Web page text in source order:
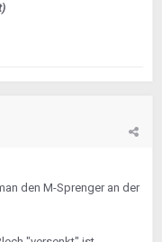
den M-Sprenger an der